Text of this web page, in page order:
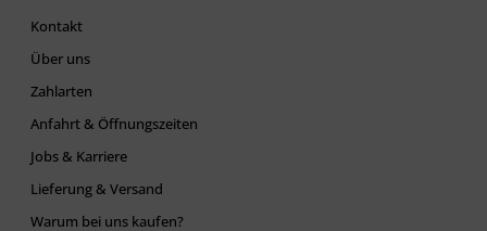
Kontakt
Über uns
Zahlarten
Anfahrt & Öffnungszeiten
Jobs & Karriere
Lieferung & Versand
Warum bei uns kaufen?